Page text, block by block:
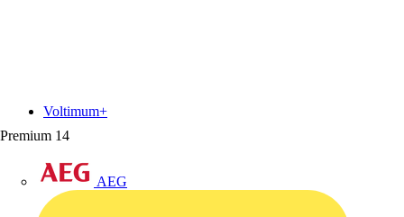
Premium 14
AEG
Voltimum+